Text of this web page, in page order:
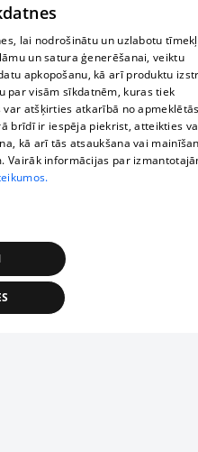
lai nodrošinātu un uzlabotu
un satura ģenerēšanai, veiktu
apkopošanu, kā arī produktu
par visām sīkdatnēm, kuras tiek
atšķirties atkarībā no
brīdī ir iespēja piekrist, atteikties
kā arī tās atsaukšana vai
Vairāk informācijas par